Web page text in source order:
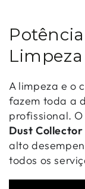
A limpeza e o
fazem toda a
profissional.
Dust Collector
alto
todos os